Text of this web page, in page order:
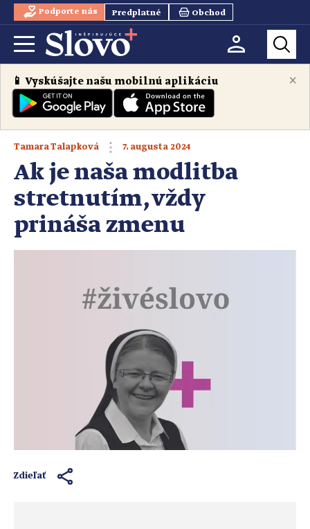
Podporte nás Predplatné Obchod
×
📱 Vyskúšajte našu mobilnú aplikáciu
Tamara Talapková 7. augusta 2024
Ak je naša modlitba
stretnutím, vždy
prináša zmenu
Zdieľať